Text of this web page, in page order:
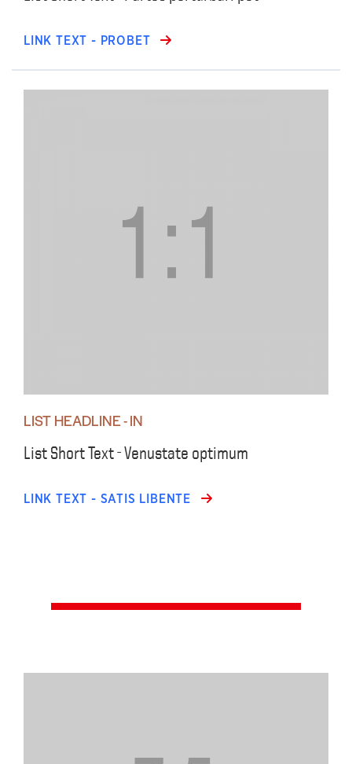
LINK TEXT - PROBET
LIST HEADLINE - IN
List Short Text - Venustate optimum
LINK TEXT - SATIS LIBENTE